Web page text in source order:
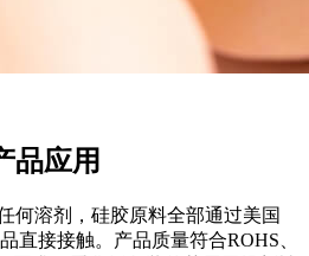
品应用
何溶剂，硅胶原料全部通过美国
直接接触。产品质量符合ROHS、